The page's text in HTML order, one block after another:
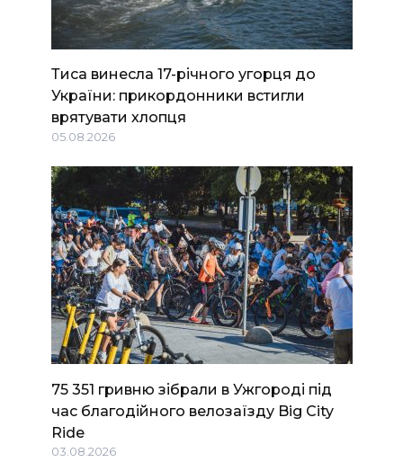
Тиса винесла 17-річного угорця до
України: прикордонники встигли
врятувати хлопця
05.08.2026
75 351 гривню зібрали в Ужгороді під
час благодійного велозаїзду Big Сity
Ride
03.08.2026